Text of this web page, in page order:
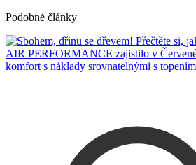
Podobné články